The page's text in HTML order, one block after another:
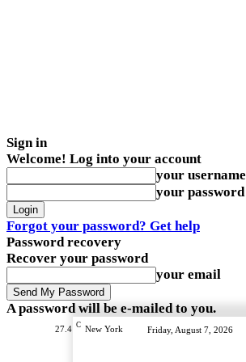
Sign in
Welcome! Log into your account
your username
your password
Forgot your password? Get help
Password recovery
Recover your password
your email
A password will be e-mailed to you.
27.4 C New York Friday, August 7, 2026